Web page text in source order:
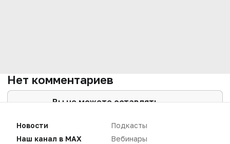
Нет комментариев
Вы не можете оставлять
авторизуйтесь
Новости
Наш канал в MAX
Подкасты
Вебинары